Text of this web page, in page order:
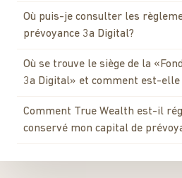
Où puis-je consulter les
prévoyance 3a Digital?
Où se trouve le siège de la
3a Digital» et comment est-elle
Comment True Wealth est-il
conservé mon capital de